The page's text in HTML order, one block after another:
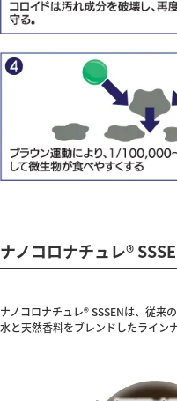
ナノコロナチュレ®
ナノコロナチュレ® SSSENは、従来
水と天然香料をブレンドしたライン